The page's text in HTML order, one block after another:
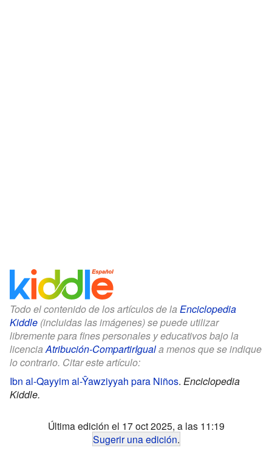
Todo el contenido de los artículos de la Enciclopedia
Kiddle (incluidas las imágenes) se puede utilizar
libremente para fines personales y educativos bajo la
licencia Atribución-CompartirIguala menos que se indique
lo contrario. Citar este artículo:
Ibn al-Qayyim al-Ŷawziyyah para Niños. Enciclopedia
Kiddle.
Última edición el 17 oct 2025, a las 11:19
Sugerir una edición.